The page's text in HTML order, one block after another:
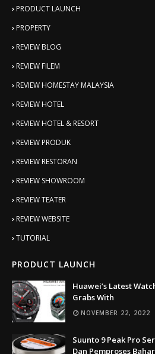
PRODUCT LAUNCH
PROPERTY
REVIEW BLOG
REVIEW FILEM
REVIEW HOMESTAY MALAYSIA
REVIEW HOTEL
REVIEW HOTEL & RESORT
REVIEW PRODUK
REVIEW RESTORAN
REVIEW SHOWROOM
REVIEW TEATER
REVIEW WEBSITE
TUTORIAL
PRODUCT LAUNCH
Huawei’s Latest
Grabs With
NOVEMBER 22, 2022
Suunto 9 Peak Pro
Dan Pemproses